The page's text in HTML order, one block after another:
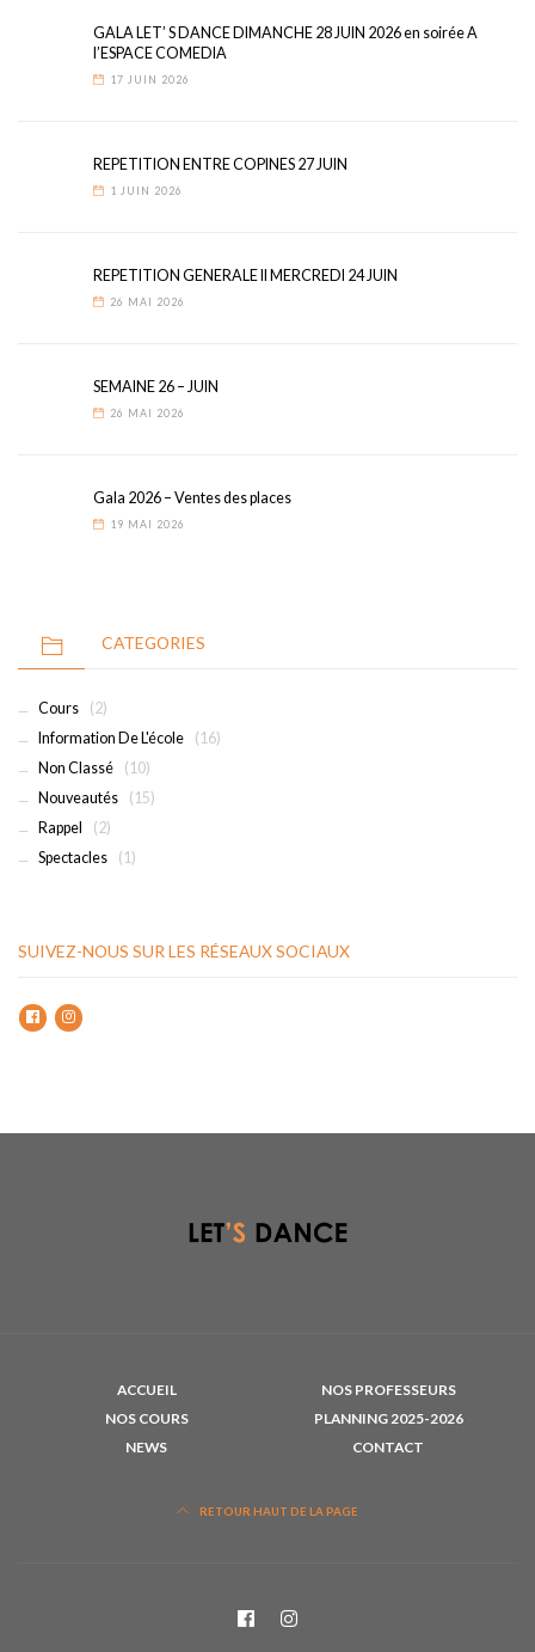
GALA LET’ S DANCE DIMANCHE 28 JUIN 2026 en soirée A
l’ESPACE COMEDIA
17 JUIN 2026
REPETITION ENTRE COPINES 27 JUIN
1 JUIN 2026
REPETITION GENERALE II MERCREDI 24 JUIN
26 MAI 2026
SEMAINE 26 – JUIN
26 MAI 2026
Gala 2026 – Ventes des places
19 MAI 2026
CATEGORIES
Cours
(2)
Information De L'école
(16)
Non Classé
(10)
Nouveautés
(15)
Rappel
(2)
Spectacles
(1)
SUIVEZ-NOUS SUR LES RÉSEAUX SOCIAUX
ACCUEIL
NOS PROFESSEURS
NOS COURS
PLANNING 2025-2026
NEWS
CONTACT
RETOUR HAUT DE LA PAGE